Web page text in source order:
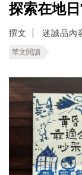
探索在地
撰文 迷誠品內
華文閱讀